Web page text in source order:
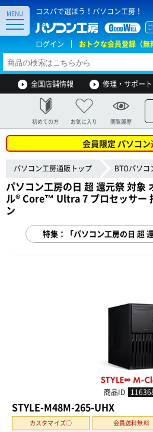
コスパで選ぼう！パソコン工房！
ログイン おトクな会員登録（無
MENU
全国店舗情報 修理・サポート
初めての方 お気に入り 閲覧履歴
会員限定 パソコン
パソコン工房通販トップ BTOパソコ
パソコン工房の日 超 還元祭 対象
ル® Core™ Ultra 7 プロセッサー
ン
特集：「パソコン工房の日 超
商品ID
STYLE-M48M-265-UHX
カスタマイズ○ 会員送料無料